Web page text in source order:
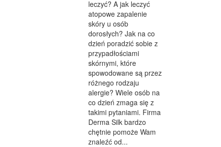
SPRZĘT
MASZYNY
NARZĘDZIA
PRZEMYSŁ METALOWY
PRZEWÓZ
TRANSPORT
CZĘŚCI SAMOCHODOWE
leczyć? A jak leczyć
atopowe zapalenie
skóry u osób
dorosłych? Jak na co
dzień poradzić sobie z
przypadłościami
skórnymi, które
spowodowane są przez
różnego rodzaju
alergie? Wiele osób na
co dzień zmaga się z
takimi pytaniami. Firma
Derma Silk bardzo
chętnie pomoże Wam
znaleźć od...